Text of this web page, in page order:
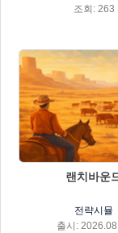
조회: 263
랜치바운
전략시뮬
출시: